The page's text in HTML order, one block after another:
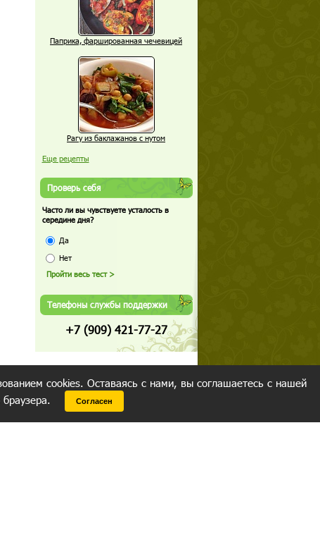
Паприка, фаршированная чечевицей
Рагу из баклажанов с нутом
Еще рецепты
Проверь себя
Часто ли вы чувствуете усталость в
середине дня?
Да
Нет
Телефоны службы поддержки
+7 (909) 421-77-27
cookies. Оставаясь с нами, вы соглашаетесь с нашей
Согласен